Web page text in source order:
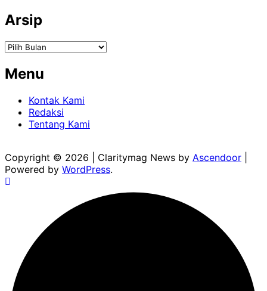
Arsip
Arsip
Menu
Kontak Kami
Redaksi
Tentang Kami
Copyright © 2026 | Claritymag News by Ascendoor
Powered by WordPress.